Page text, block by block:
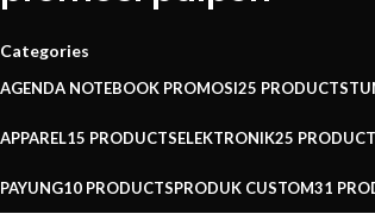
Categories
AGENDA NOTEBOOK PROMOSI25 PRODUCTS
APPAREL15 PRODUCTSELEKTRONIK25
PAYUNG10 PRODUCTSPRODUK CUSTOM31